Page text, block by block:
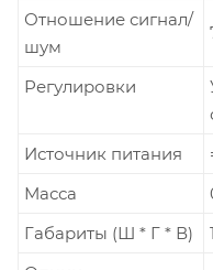
Отношение сигнал/
шум
Регулировки
Источник питания
Масса
Габариты (Ш * Г * В)